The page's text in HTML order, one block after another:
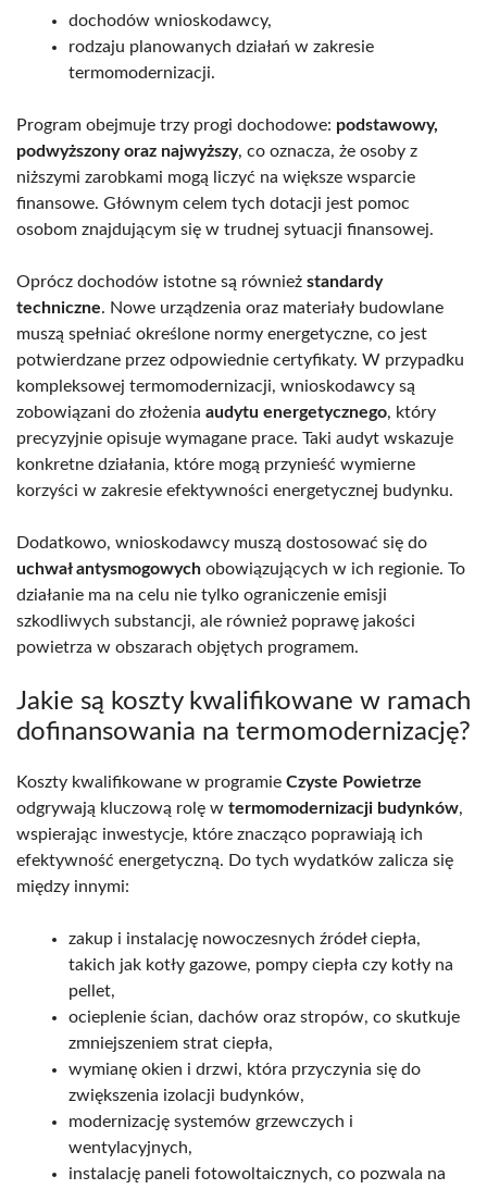
dochodów wnioskodawcy,
rodzaju planowanych działań w zakresie
termomodernizacji.
Program obejmuje trzy progi dochodowe: podstawowy,
podwyższony oraz najwyższy, co oznacza, że osoby z
niższymi zarobkami mogą liczyć na większe wsparcie
finansowe. Głównym celem tych dotacji jest pomoc
osobom znajdującym się w trudnej sytuacji finansowej.
Oprócz dochodów istotne są również standardy
techniczne. Nowe urządzenia oraz materiały budowlane
muszą spełniać określone normy energetyczne, co jest
potwierdzane przez odpowiednie certyfikaty. W przypadku
kompleksowej termomodernizacji, wnioskodawcy są
zobowiązani do złożenia audytu energetycznego, który
precyzyjnie opisuje wymagane prace. Taki audyt wskazuje
konkretne działania, które mogą przynieść wymierne
korzyści w zakresie efektywności energetycznej budynku.
Dodatkowo, wnioskodawcy muszą dostosować się do
uchwał antysmogowych obowiązujących w ich regionie. To
działanie ma na celu nie tylko ograniczenie emisji
szkodliwych substancji, ale również poprawę jakości
powietrza w obszarach objętych programem.
Jakie są koszty kwalifikowane w ramach
dofinansowania na termomodernizację?
Koszty kwalifikowane w programie Czyste Powietrze
odgrywają kluczową rolę w termomodernizacji budynków,
wspierając inwestycje, które znacząco poprawiają ich
efektywność energetyczną. Do tych wydatków zalicza się
między innymi:
zakup i instalację nowoczesnych źródeł ciepła,
takich jak kotły gazowe, pompy ciepła czy kotły na
pellet,
ocieplenie ścian, dachów oraz stropów, co skutkuje
zmniejszeniem strat ciepła,
wymianę okien i drzwi, która przyczynia się do
zwiększenia izolacji budynków,
modernizację systemów grzewczych i
wentylacyjnych,
instalację paneli fotowoltaicznych, co pozwala na